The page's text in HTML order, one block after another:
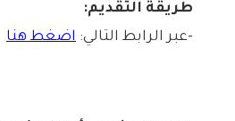
طريقة التقديم:
-عبر الرابط التالي: اضغط هنا